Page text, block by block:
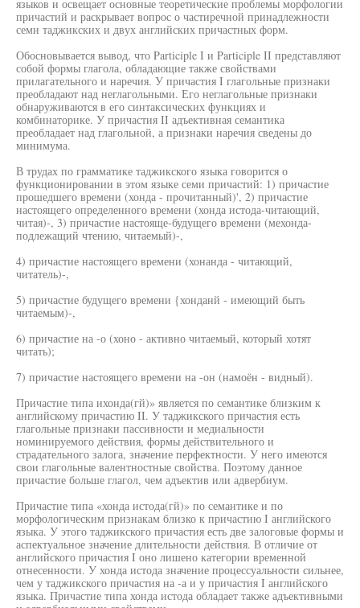
языков и освещает основные теоретические проблемы морфологии
причастий и раскрывает вопрос о частиречной принадлежности
семи таджикских и двух английских причастных форм.
Обосновывается вывод, что Participle I и Participle II представляют
собой формы глагола, обладающие также свойствами
прилагательного и наречия. У причастия I глагольные признаки
преобладают над неглагольными. Его неглагольные признаки
обнаруживаются в его синтаксических функциях и
комбинаторике. У причастия II адъективная семантика
преобладает над глагольной, а признаки наречия сведены до
минимума.
В трудах по грамматике таджикского языка говорится о
функционировании в этом языке семи причастий: 1) причастие
прошедшего времени (хонда - прочитанный)', 2) причастие
настоящего определенного времени (хонда истода-читающий,
читая)-, 3) причастие настояще-будущего времени (мехонда-
подлежащий чтению, читаемый)-,
4) причастие настоящего времени (хонанда - читающий,
читатель)-,
5) причастие будущего времени {хонданй - имеющий быть
читаемым)-,
6) причастие на -о (хоно - активно читаемый, который хотят
читать);
7) причастие настоящего времени на -он (намоён - видный).
Причастие типа ихонда(гй)» является по семантике близким к
английскому причастию II. У таджикского причастия есть
глагольные признаки пассивности и медиальности
номинируемого действия, формы действительного и
страдательного залога, значение перфектности. У него имеются
свои глагольные валентностные свойства. Поэтому данное
причастие больше глагол, чем адъектив или адвербиум.
Причастие типа «хонда истода(гй)» по семантике и по
морфологическим признакам близко к причастию I английского
языка. У этого таджикского причастия есть две залоговые формы и
аспектуальное значение длительности действия. В отличие от
английского причастия I оно лишено категории временной
отнесенности. У хонда истода значение процессуальности сильнее,
чем у таджикского причастия на -а и у причастия I английского
языка. Причастие типа хонда истода обладает также адъективными